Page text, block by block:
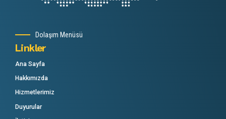
Dolaşım Menüsü
Linkler
Ana Sayfa
Hakkımızda
Hizmetlerimiz
Duyurular